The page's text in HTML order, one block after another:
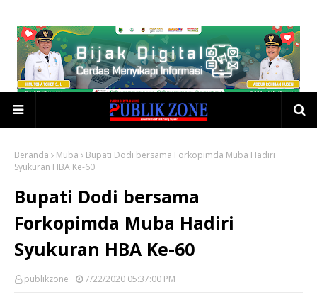
Beranda Muba
Bupati Dodi bersama Forkopimda Muba Hadiri
Syukuran HBA Ke-60
Bupati Dodi bersama
Forkopimda Muba Hadiri
Syukuran HBA Ke-60
publikzone 7/22/2020 05:37:00 PM